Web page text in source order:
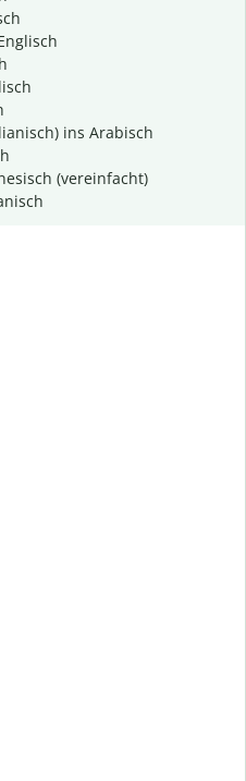
ins Arabisch
(vereinfacht)